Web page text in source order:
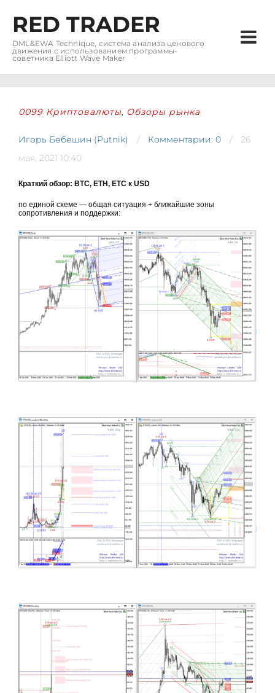
RED TRADER
DML&EWA Technique, система анализа ценового
движения с использованием программы-
советника Elliott Wave Maker
0099 Криптовалюты, Обзоры рынка
Игорь Бебешин (Putnik) Комментарии: 0
26
мая, 2021 10:40
Краткий обзор: BTC, ETH, ETC к USD
по единой схеме — общая ситуация + ближайшие зоны
сопротивления и поддержки: